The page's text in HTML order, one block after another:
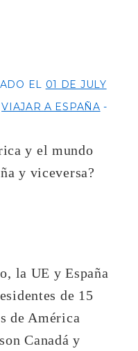
EL 01 DE JULY
VIAJAR A ESPAÑA
la UE y España
de 15
de América
Canadá y